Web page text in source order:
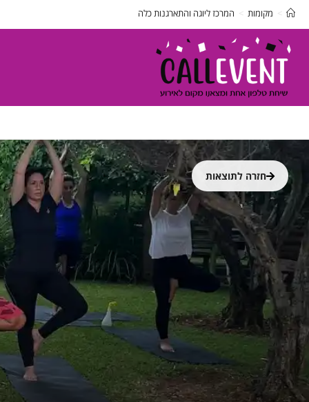
> מקומות > המרכז ליוגה והתארגנות כלה
חזרה לתוצאות